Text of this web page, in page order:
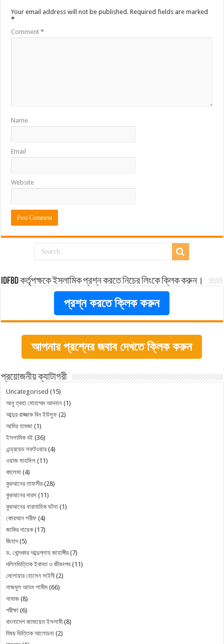
Your email address will not be published. Required fields are marked
*
Comment*
Name
Email
Website
idfbd কর্তৃপক্ষকে ইসলামিক প্রশ্ন করতে নিচের লিংকে ক্লিক করুন।
প্রশ্ন করতে ক্লিক করুন
আপনার প্রশ্নের জবাব দেখতে ক্লিক করুন
প্রয়োজনীয় ক্যাটাগরী
Uncategorised (15)
আবু ত্বহা মোহাম্মদ আদনান (1)
আব্দুর রাজ্জাক বিন ইউসুফ (2)
আমির হামজা (1)
ইসলামিক বই (36)
এন্ড্রয়েড সফটওয়ার (4)
ওয়াজ মাহফিল (11)
কালেমা (4)
কুরআনের তাফসীর (28)
কুরআনের দারস (11)
কুরআনের ধারাবাহিক ঘটনা (1)
কোরআন শরীফ (4)
জাকির নায়েক(17)
জিহাদ(5)
ড. খোন্দকার আব্দুল্লাহ জাহাঙ্গীর (7)
দলিলভিত্তিক ইবাদত ও জীবনপথ(11)
দেলোয়ার হোসেন সাইদী(2)
নাজমুল আযম শামীম (66)
নামাজ (8)
পরীক্ষা (6)
বাংলাদেশ জামায়েত ইসলামী(8)
বিষয় ভিত্তিক আলোচনা (2)